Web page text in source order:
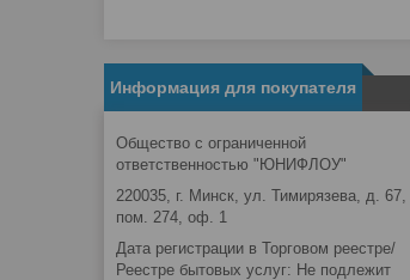
Информация для покупателя
Общество с ограниченной
ответственностью "ЮНИФЛОУ"
220035, г. Минск, ул. Тимирязева, д. 67,
пом. 274, оф. 1
Дата регистрации в Торговом реестре/
Реестре бытовых услуг: Не подлежит